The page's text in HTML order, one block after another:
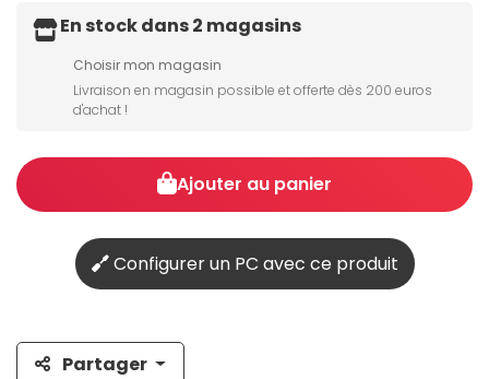
En stock dans 2 magasins
Choisir mon magasin
Livraison en magasin possible et offerte dès 200 euros
d'achat !
Ajouter au panier
Configurer un PC avec ce produit
Partager